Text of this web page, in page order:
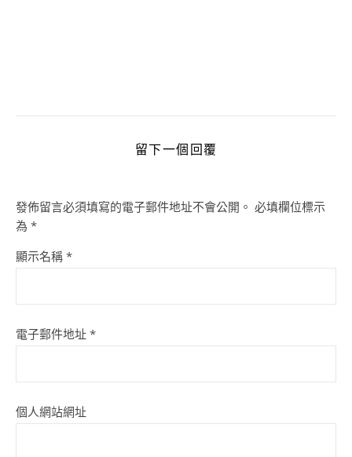
留下一個回覆
發佈留言必須填寫的電子郵件地址不會公開。 必填欄位標示
為 *
顯示名稱 *
電子郵件地址 *
個人網站網址